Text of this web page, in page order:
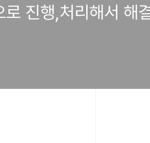
진행,처리해서 해